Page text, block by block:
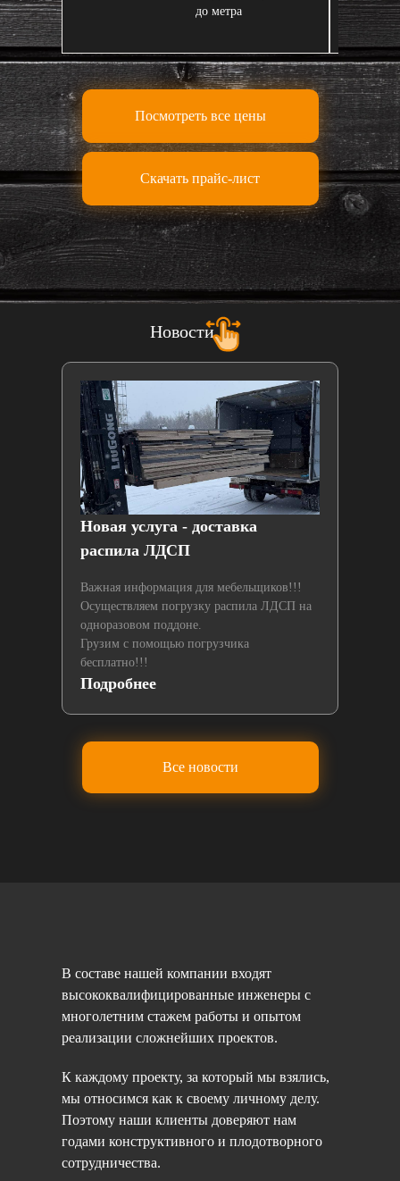
до метра
Посмотреть все цены
Скачать прайс-лист
Новости
Новая услуга - доставка
распила ЛДСП
Важная информация для мебельщиков!!!
Осуществляем погрузку распила ЛДСП на
одноразовом поддоне.
Грузим с помощью погрузчика
бесплатно!!!
Подробнее
Все новости
В составе нашей компании входят
высококвалифицированные инженеры с
многолетним стажем работы и опытом
реализации сложнейших проектов.
К каждому проекту, за который мы взялись,
мы относимся как к своему личному делу.
Поэтому наши клиенты доверяют нам
годами конструктивного и плодотворного
сотрудничества.